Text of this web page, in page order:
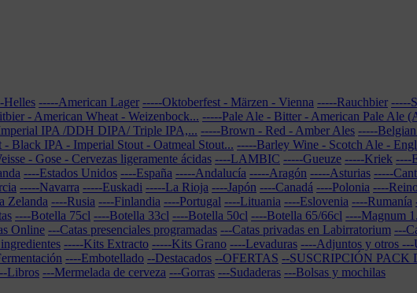
Helles -----American Lager -----Oktoberfest - Märzen - Vienna -----Rauchbier -----
- American Wheat - Weizenbock... -----Pale Ale - Bitter - American Pale Ale
IPA /DDH DIPA/ Triple IPA,... -----Brown - Red - Amber Ales -----
- Black IPA - Imperial Stout - Oatmeal Stout... -----Barley Wine - Scotch Ale -
- Gose - Cervezas ligeramente ácidas ----LAMBIC -----Gueuze -----Kriek ----
----Estados Unidos ----España -----Andalucía -----Aragón -----Asturias -----
-----Navarra -----Euskadi -----La Rioja ----Japón ----Canadá ----Polonia ----
Zelanda ----Rusia ----Finlandia ----Portugal ----Lituania ----Eslovenia ----Rumanía
----Botella 75cl ----Botella 33cl ----Botella 50cl ----Botella 65/66cl ----Magnum
Online ---Catas presenciales programadas ---Catas privadas en Labirratorium ---
-----Kits Extracto -----Kits Grano ----Levaduras ----Adjuntos y otros ---
----Embotellado --Destacados --OFERTAS --SUSCRIPCIÓN PACK
Libros ---Mermelada de cerveza ---Gorras ---Sudaderas ---Bolsas y mochilas